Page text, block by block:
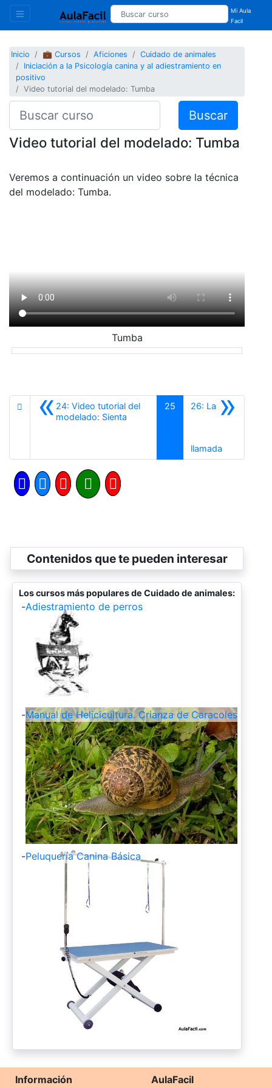
Mi Aula
Facil
Inicio 💼 Cursos Aficiones
Cuidado de animales
Iniciación a la Psicología canina y al adiestramiento en
positivo
Video tutorial del modelado: Tumba
Buscar
Video tutorial del modelado: Tumba
Veremos a continuación un video sobre la técnica
del modelado: Tumba.
Tumba
«24: Video tutorial del
modelado: Sienta
25 »
26: La
llamadaSiguiente
Contenidos que te pueden interesar
Los cursos más populares de Cuidado de animales:
-Adiestramiento de perros
-Manual de Helicicultura. Crianza de Caracoles
-Peluquería Canina Básica
Información
AulaFacil